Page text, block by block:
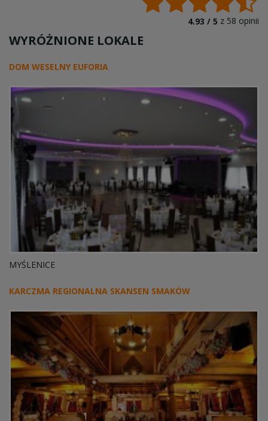
4.93 / 5 z 58 opinii
WYRÓŻNIONE LOKALE
DOM WESELNY EUFORIA
MYŚLENICE
KARCZMA REGIONALNA SKANSEN SMAKÓW